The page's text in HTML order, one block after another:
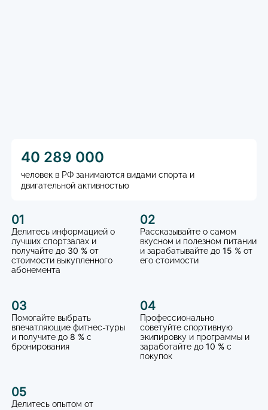
40 289 000
человек в РФ занимаются видами спорта и
двигательной активностью
01
Делитесь информацией о
лучших спортзалах и
получайте до 30 % от
стоимости выкупленного
абонемента
02
Рассказывайте о самом
вкусном и полезном питании
и зарабатывайте до 15 % от
его стоимости
03
Помогайте выбрать
впечатляющие фитнес-туры
и получите до 8 % с
бронирования
04
Профессионально
советуйте спортивную
экипировку и программы и
заработайте до 10 % с
покупок
05
Делитесь опытом от